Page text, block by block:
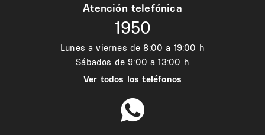
Atención telefónica
1950
Lunes a viernes de 8:00 a 19:00 h
Sábados de 9:00 a 13:00 h
Ver todos los teléfonos